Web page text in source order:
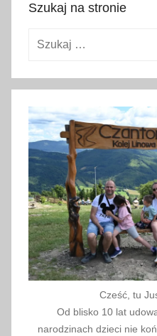
Szukaj na stronie
Szukaj:
Cześć, tu
Od blisko 10 lat
narodzinach dzieci nie